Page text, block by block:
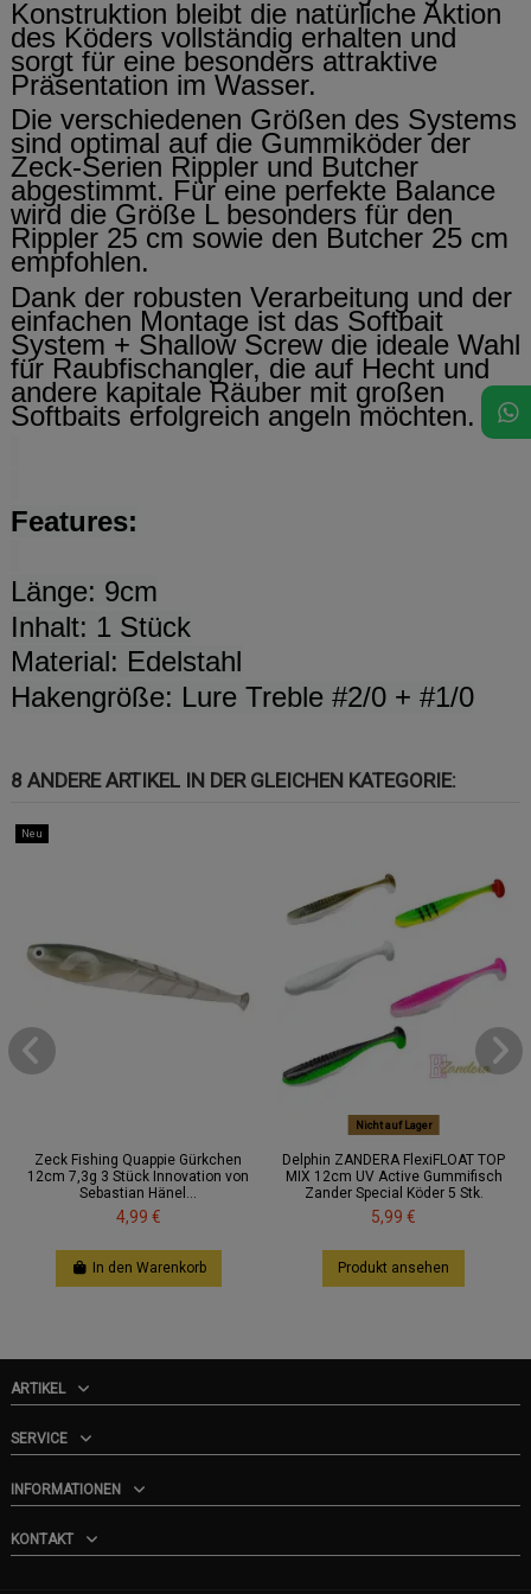
Konstruktion bleibt die natürliche Aktion
des Köders vollständig erhalten und
sorgt für eine besonders attraktive
Präsentation im Wasser.
Die verschiedenen Größen des Systems
sind optimal auf die Gummiköder der
Zeck-Serien Rippler und Butcher
abgestimmt. Für eine perfekte Balance
wird die Größe L besonders für den
Rippler 25 cm sowie den Butcher 25 cm
empfohlen.
Dank der robusten Verarbeitung und der
einfachen Montage ist das Softbait
System + Shallow Screw die ideale Wahl
für Raubfischangler, die auf Hecht und
andere kapitale Räuber mit großen
Softbaits erfolgreich angeln möchten.
Features:
Länge: 9cm
Inhalt: 1 Stück
Material: Edelstahl
Hakengröße: Lure Treble #2/0 + #1/0
8 ANDERE ARTIKEL IN DER GLEICHEN KATEGORIE:
Neu
Zeck Fishing Quappie Gürkchen
12cm 7,3g 3 Stück Innovation von
Sebastian Hänel...
4,99 €
In den Warenkorb
Nicht auf Lager
Delphin ZANDERA FlexiFLOAT TOP
MIX 12cm UV Active Gummifisch
Zander Special Köder 5 Stk.
5,99 €
Produkt ansehen
ARTIKEL
SERVICE
INFORMATIONEN
KONTAKT